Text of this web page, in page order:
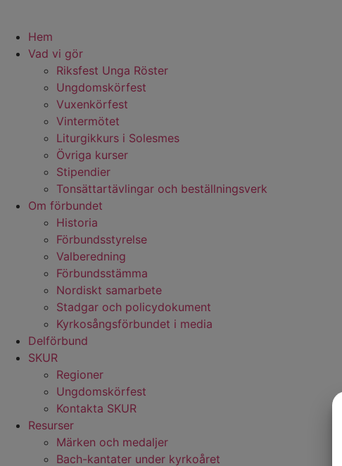
Hem
Vad vi gör
Riksfest Unga Röster
Ungdomskörfest
Vuxenkörfest
Vintermötet
Liturgikkurs i Solesmes
Övriga kurser
Stipendier
Tonsättartävlingar och beställningsverk
Om förbundet
Historia
Förbundsstyrelse
Valberedning
Förbundsstämma
Nordiskt samarbete
Stadgar och policydokument
Kyrkosångsförbundet i media
Delförbund
SKUR
Regioner
Ungdomskörfest
Kontakta SKUR
Resurser
Märken och medaljer
Bach-kantater under kyrkoåret